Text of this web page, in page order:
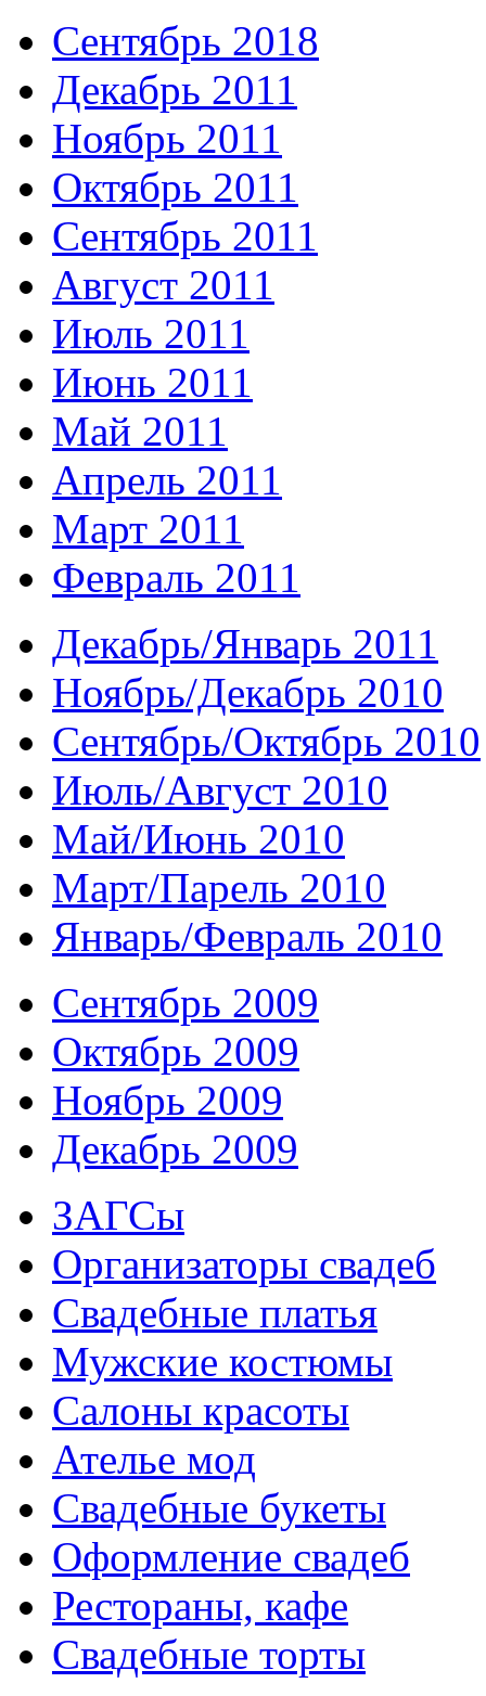
Сентябрь 2018
Декабрь 2011
Ноябрь 2011
Октябрь 2011
Сентябрь 2011
Август 2011
Июль 2011
Июнь 2011
Май 2011
Апрель 2011
Март 2011
Февраль 2011
Декабрь/Январь 2011
Ноябрь/Декабрь 2010
Сентябрь/Октябрь 2010
Июль/Август 2010
Май/Июнь 2010
Март/Парель 2010
Январь/Февраль 2010
Сентябрь 2009
Октябрь 2009
Ноябрь 2009
Декабрь 2009
ЗАГСы
Организаторы свадеб
Свадебные платья
Мужские костюмы
Cалоны красоты
Ателье мод
Свадебные букеты
Оформление свадеб
Рестораны, кафе
Свадебные торты